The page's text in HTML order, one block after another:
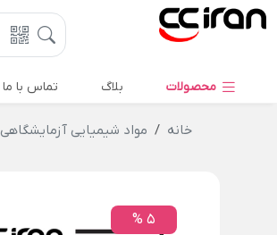
محصولات بلاگ تماس با ما
خانه مواد شیمیایی آزمایشگاهی
5 %